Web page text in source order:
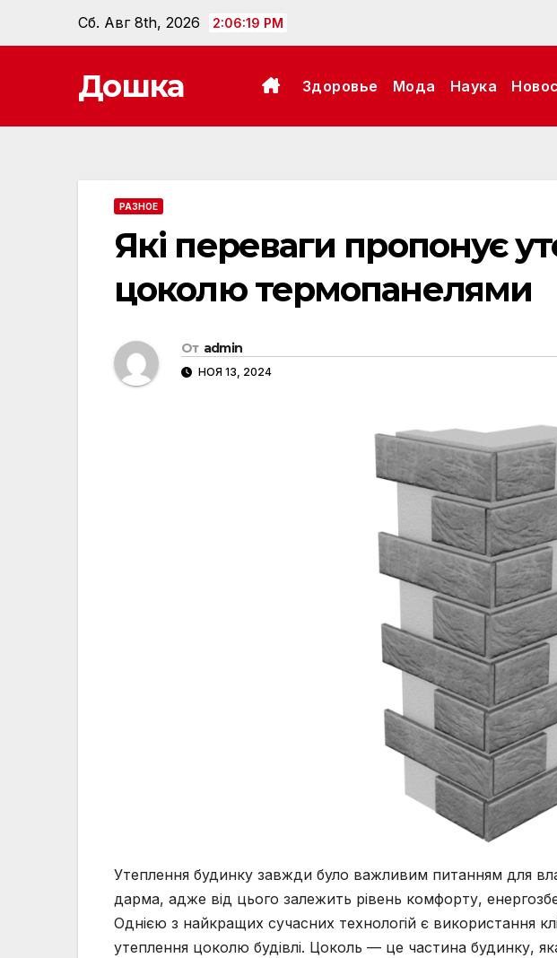
Сб. Авг 8th, 2026 2:06:20 PM
Дошка Здоровье Мода Наука
РАЗНОЕ
Які переваги пропонує
цоколю термопанелями
От admin
НОЯ 13, 2024
Утеплення будинку завжди було важливим питанням для
дарма, адже від цього залежить рівень комфорту,
Однією з найкращих сучасних технологій є використання
утеплення цоколю будівлі. Цоколь — це частина будинку,